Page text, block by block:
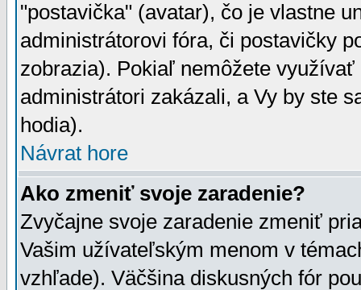
"postavička" (avatar), čo je vlastne
administrátorovi fóra, či postavičky
zobrazia). Pokiaľ nemôžete
administrátori zakázali, a Vy by ste
hodia).
Návrat hore
Ako zmeniť svoje zaradenie?
Zvyčajne svoje zaradenie zmeniť
Vašim užívateľským menom v
vzhľade). Väčšina diskusných fór